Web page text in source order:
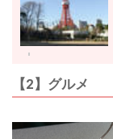
【2】グルメ